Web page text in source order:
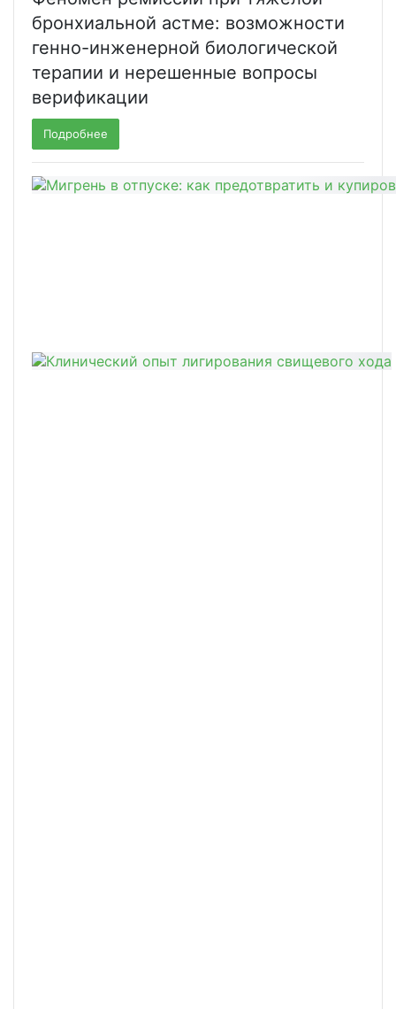
бронхиальной астме: возможности
генно-инженерной биологической
терапии и нерешенные вопросы
верификации
Подробнее